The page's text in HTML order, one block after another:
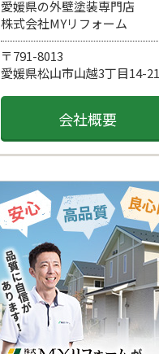
愛媛県の外壁塗装専門店
株式会社MYリフォーム
〒791-8013
愛媛県松山市山越3丁目14-21
会社概要